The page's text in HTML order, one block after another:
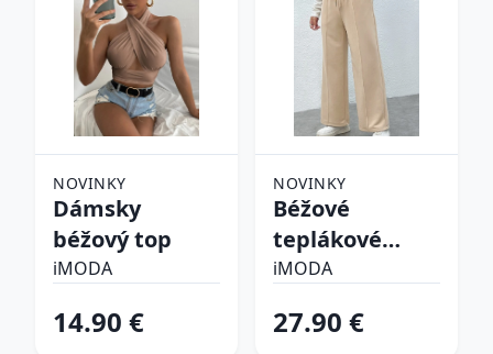
NOVINKY
Dámsky
béžový top
iMODA
14.90 €
NOVINKY
Béžové
teplákové
nohavice
iMODA
27.90 €